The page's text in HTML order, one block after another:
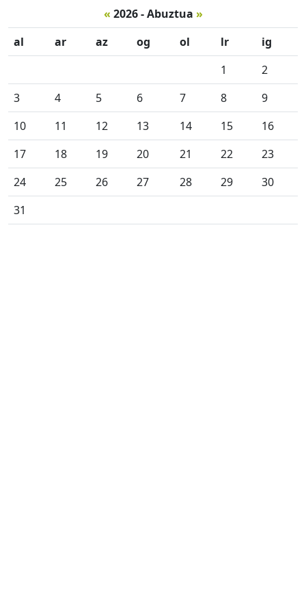
« 2026 - Abuztua »
al
ar az og ol lr
ig
1
2
3
4 5 6 7 8
9
10
11 12 13 14 15
16
17
18 19 20 21 22
23
24
25 26 27 28 29
30
31